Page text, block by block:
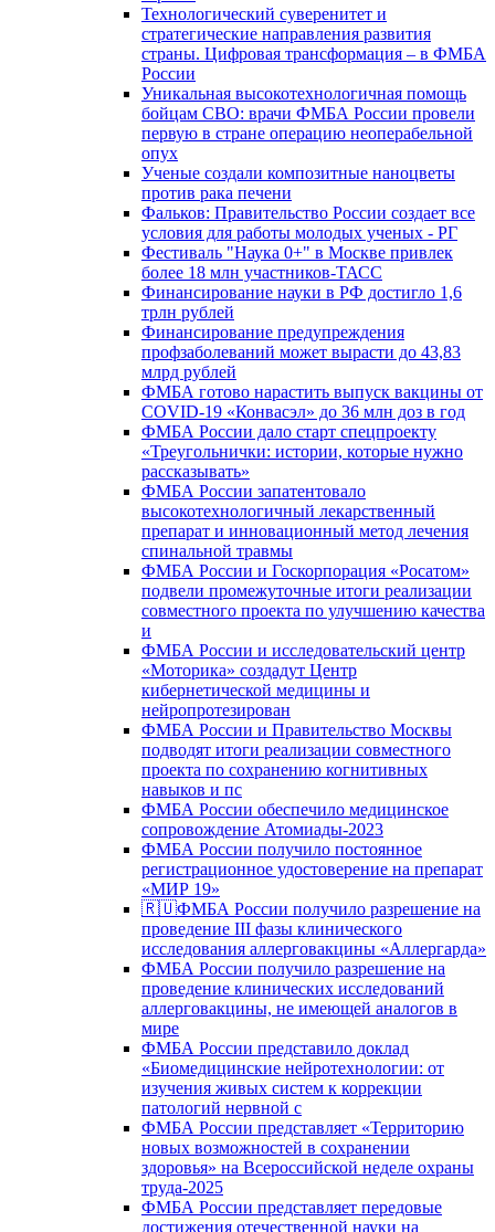
Технологический суверенитет и
стратегические направления развития
страны. Цифровая трансформация – в ФМБА
России
Уникальная высокотехнологичная помощь
бойцам СВО: врачи ФМБА России провели
первую в стране операцию неоперабельной
опух
Ученые создали композитные наноцветы
против рака печени
Фальков: Правительство России создает все
условия для работы молодых ученых - РГ
Фестиваль "Наука 0+" в Москве привлек
более 18 млн участников-ТАСС
Финансирование науки в РФ достигло 1,6
трлн рублей
Финансирование предупреждения
профзаболеваний может вырасти до 43,83
млрд рублей
ФМБА готово нарастить выпуск вакцины от
COVID-19 «Конвасэл» до 36 млн доз в год
ФМБА России дало старт спецпроекту
«Треугольнички: истории, которые нужно
рассказывать»
ФМБА России запатентовало
высокотехнологичный лекарственный
препарат и инновационный метод лечения
спинальной травмы
ФМБА России и Госкорпорация «Росатом»
подвели промежуточные итоги реализации
совместного проекта по улучшению качества
и
ФМБА России и исследовательский центр
«Моторика» создадут Центр
кибернетической медицины и
нейропротезирован
ФМБА России и Правительство Москвы
подводят итоги реализации совместного
проекта по сохранению когнитивных
навыков и пс
ФМБА России обеспечило медицинское
сопровождение Атомиады-2023
ФМБА России получило постоянное
регистрационное удостоверение на препарат
«МИР 19»
🇷🇺ФМБА России получило разрешение на
проведение III фазы клинического
исследования аллерговакцины «Аллергарда»
ФМБА России получило разрешение на
проведение клинических исследований
аллерговакцины, не имеющей аналогов в
мире
ФМБА России представило доклад
«Биомедицинские нейротехнологии: от
изучения живых систем к коррекции
патологий нервной с
ФМБА России представляет «Территорию
новых возможностей в сохранении
здоровья» на Всероссийской неделе охраны
труда-2025
ФМБА России представляет передовые
достижения отечественной науки на